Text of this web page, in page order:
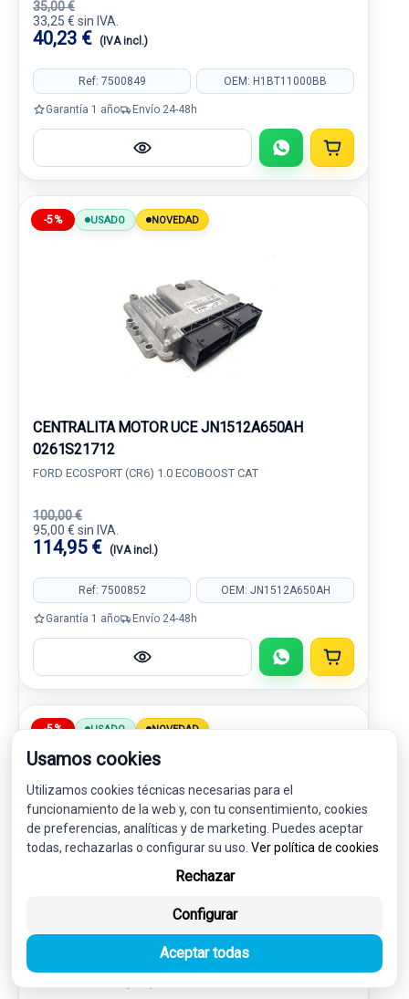
35,00 €
33,25 € sin IVA.
40,23 € (IVA incl.)
Ref: 7500849 OEM: H1BT11000BB
Garantía 1 año Envío 24-48h
-5% USADO NOVEDAD
CENTRALITA MOTOR UCE JN1512A650AH
0261S21712
FORD ECOSPORT (CR6) 1.0 ECOBOOST CAT
100,00 €
95,00 € sin IVA.
114,95 € (IVA incl.)
Ref: 7500852 OEM: JN1512A650AH
Garantía 1 año Envío 24-48h
-5% USADO NOVEDAD
CUADRO INSTRUMENTOS GN1510849BAH
2538849 GN1510849BRE
Usamos cookies
Utilizamos cookies técnicas necesarias para el
funcionamiento de la web y, con tu consentimiento, cookies
de preferencias, analíticas y de marketing. Puedes aceptar
todas, rechazarlas o configurar su uso. Ver política de cookies
Rechazar
Configurar
Aceptar todas